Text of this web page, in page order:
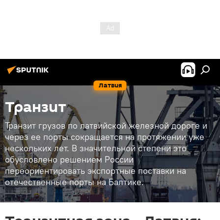
Латвия
Транзит
Транзит грузов по латвийской железной дороге и
через ее порты сокращается на протяжении уже
нескольких лет. В значительной степени это
обусловлено решением России
переориентировать экспортные поставки на
отечественные порты на Балтике.